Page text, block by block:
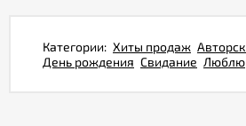
Категории: Хиты продаж
День рождения Свидание Люблю